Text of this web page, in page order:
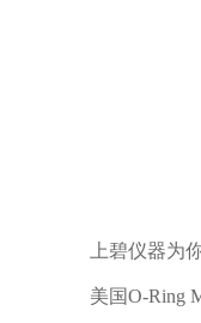
上碧仪器为
美国O-Ring